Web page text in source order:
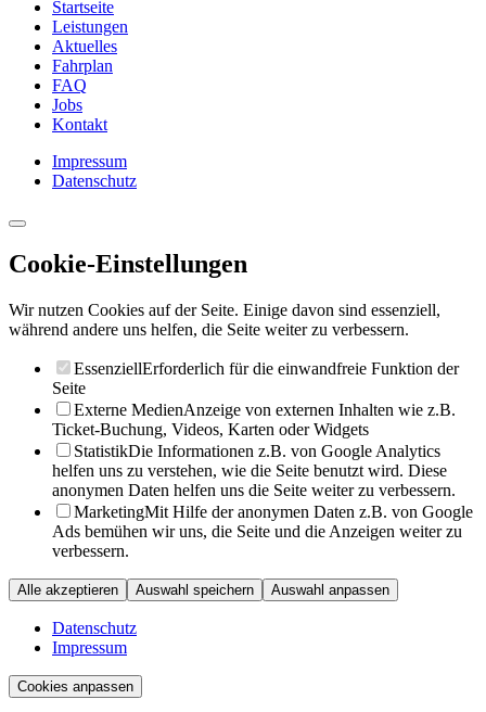
Startseite
Leistungen
Aktuelles
Fahrplan
FAQ
Jobs
Kontakt
Impressum
Datenschutz
Cookie-Einstellungen
Wir nutzen Cookies auf der Seite. Einige davon sind essenziell,
während andere uns helfen, die Seite weiter zu verbessern.
EssenziellErforderlich für die einwandfreie Funktion der
Seite
Externe MedienAnzeige von externen Inhalten wie z.B.
Ticket-Buchung, Videos, Karten oder Widgets
StatistikDie Informationen z.B. von Google Analytics
helfen uns zu verstehen, wie die Seite benutzt wird. Diese
anonymen Daten helfen uns die Seite weiter zu verbessern.
MarketingMit Hilfe der anonymen Daten z.B. von Google
Ads bemühen wir uns, die Seite und die Anzeigen weiter zu
verbessern.
Alle akzeptieren Auswahl speichern Auswahl anpassen
Datenschutz
Impressum
Cookies anpassen